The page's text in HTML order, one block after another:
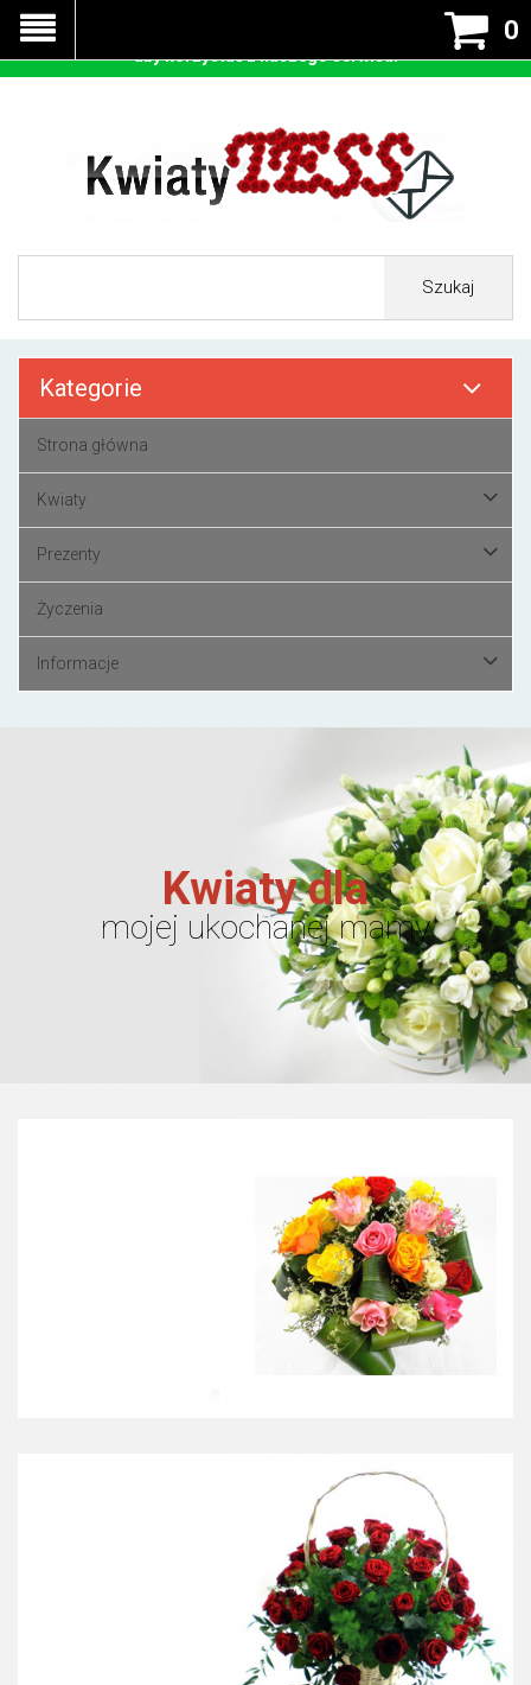
0
Szukaj
Kategorie
Strona główna
Kwiaty
Prezenty
Życzenia
Informacje
Kwiaty dla
mojej ukochanej mamy
Nasza strona korzysta z cookies - czyli tzw ciastek w celu
prawidłowego działania. Zaakceptuj przyjmowanie cookies
aby korzystać z naszego serwisu.